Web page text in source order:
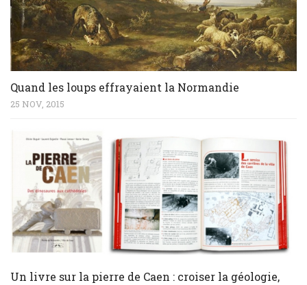
Quand les loups effrayaient la Normandie
25 NOV, 2015
Un livre sur la pierre de Caen : croiser la géologie,